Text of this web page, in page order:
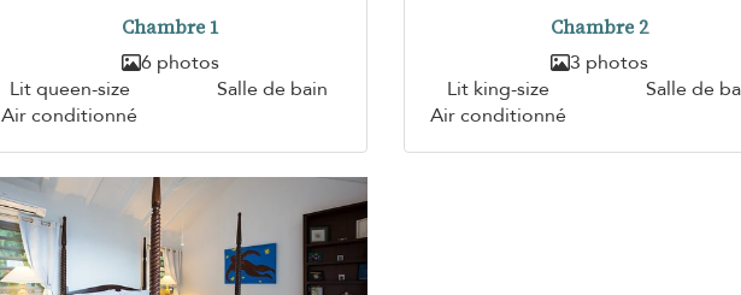
Chambre 1
6 photos
Lit queen-size
Salle de bain
Air conditionné
Chambre 2
3 photos
Lit king-size
Salle de
Air conditionné